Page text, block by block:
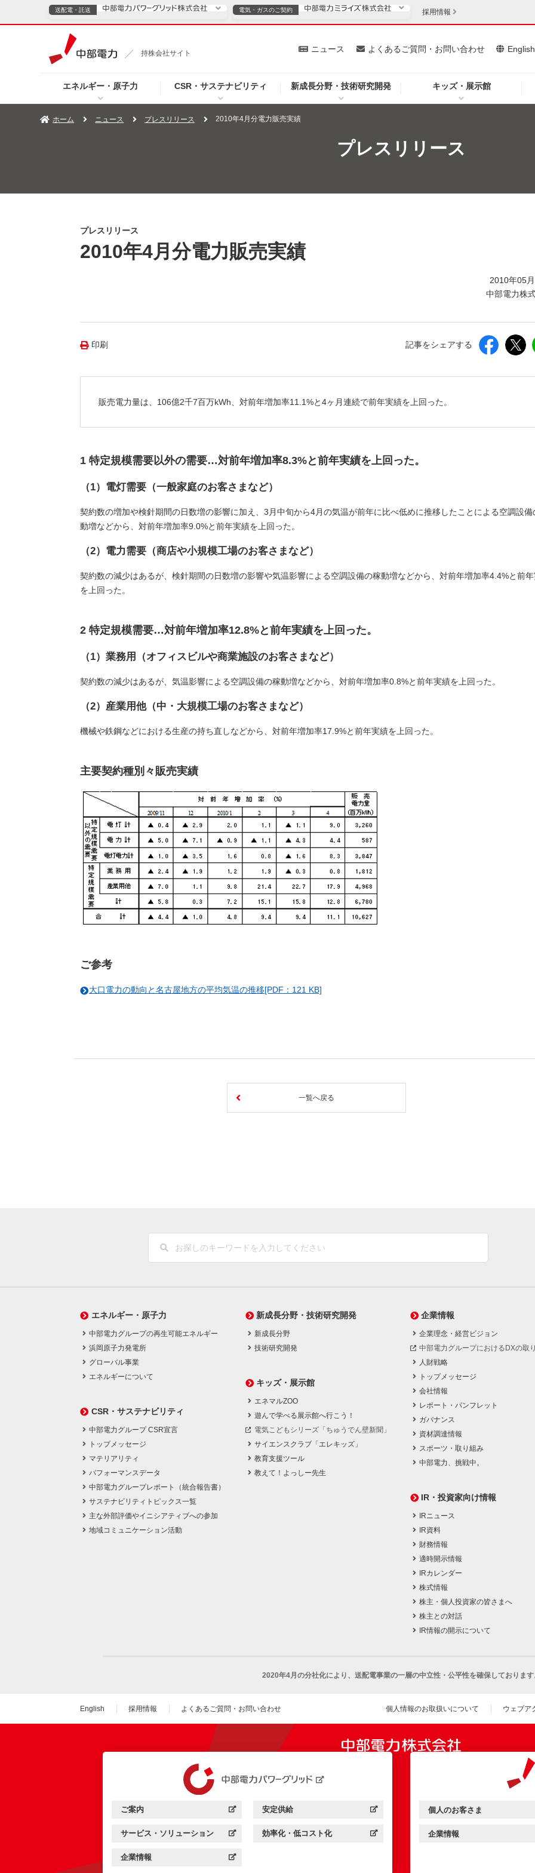
持株会社サイト
エネルギー・原子力 CSR・サステナビリティ 新成長分野・技術研究開発 キッズ・展示館
ニュース よくあるご質問・お問い合わせ English
送配電・託送
TOPページへ ご案内 安定供給
企業情報
電気・ガスのご契約
電気・ガスのご契約
TOPページへ 個人のお客さま 法人のお客さま
採用情報
ホーム ニュース プレスリリース 2010年4月分電力販売実績
プレスリリース
プレスリリース
2010年4月分電力販売実績
2010年05
中部電力株
印刷 記事をシェアする
販売電力量は、106億2千7百万kWh、対前年増加率11.1%と4ヶ月連続で前年実績を上回った。
1 特定規模需要以外の需要…対前年増加率8.3%と前年実績を上回った。
（1）電灯需要（一般家庭のお客さまなど）
契約数の増加や検針期間の日数増の影響に加え、3月中旬から4月の気温が前年に比べ低めに推移したことによる空調設備
動増などから、対前年増加率9.0%と前年実績を上回った。
（2）電力需要（商店や小規模工場のお客さまなど）
契約数の減少はあるが、検針期間の日数増の影響や気温影響による空調設備の稼動増などから、対前年増加率4.4%と前
を上回った。
2 特定規模需要…対前年増加率12.8%と前年実績を上回った。
（1）業務用（オフィスビルや商業施設のお客さまなど）
契約数の減少はあるが、気温影響による空調設備の稼動増などから、対前年増加率0.8%と前年実績を上回った。
（2）産業用他（中・大規模工場のお客さまなど）
機械や鉄鋼などにおける生産の持ち直しなどから、対前年増加率17.9%と前年実績を上回った。
主要契約種別々販売実績
ご参考
大口電力の動向と名古屋地方の平均気温の推移[PDF：121 KB]
一覧へ戻る
エネルギー・原子力
中部電力グループの再生可能エネルギー
浜岡原子力発電所
グローバル事業
エネルギーについて
CSR・サステナビリティ
中部電力グループ CSR宣言
トップメッセージ
マテリアリティ
パフォーマンスデータ
中部電力グループレポート（統合報告書）
サステナビリティトピックス一覧
主な外部評価やイニシアティブへの参加
地域コミュニケーション活動
新成長分野・技術研究開発
新成長分野
技術研究開発
キッズ・展示館
エネマルZOO
遊んで学べる展示館へ行こう！
電気こどもシリーズ「ちゅうでん壁新聞」
サイエンスクラブ「エレキッズ」
教育支援ツール
教えて！よっしー先生
企業情報
企業理念・経営ビジョン
中部電力グループにおけるDXの取
人財戦略
トップメッセージ
会社情報
レポート・パンフレット
ガバナンス
資材調達情報
スポーツ・取り組み
中部電力、挑戦中。
IR・投資家向け情報
IRニュース
IR資料
財務情報
適時開示情報
IRカレンダー
株式情報
株主・個人投資家の皆さまへ
株主との対話
IR情報の開示について
2020年4月の分社化により、 送配電事業の一層の中立性・公平性を確保しております
English 採用情報 よくあるご質問・お問い合わせ 個人情報のお取扱いについて ウェブア
中部電力パワーグリッド：
ご案内
（新しいウィンドウを開きます） 中部電力パワーグリッド：
安定供給
（新しいウィンドウを開きます）
中部電力パワーグリッド：
サービス・ソリューション
（新しいウィンドウを開きます） 中部電力パワーグリッド：
効率化・低コスト化
（新しいウィンドウを開きます）
中部電力パワーグリッド：
企業情報
（新しいウィンドウを開きます）
中部電力ミライズ：
個人のお客さま
（新しいウィンドウを開きま
中部電力ミライズ：
企業情報
（新しいウィンドウを開きま